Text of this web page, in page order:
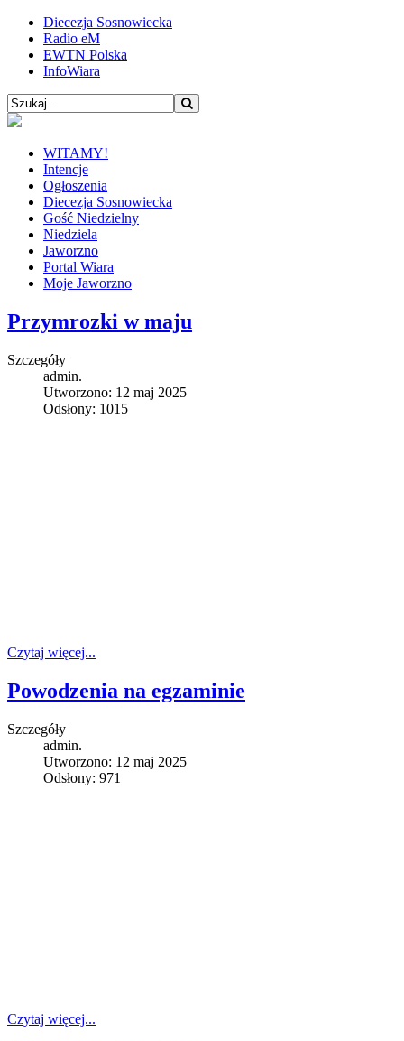
Diecezja Sosnowiecka
Radio eM
EWTN Polska
InfoWiara
WITAMY!
Intencje
Ogłoszenia
Diecezja Sosnowiecka
Gość Niedzielny
Niedziela
Jaworzno
Portal Wiara
Moje Jaworzno
Przymrozki w maju
Szczegóły
admin.
Utworzono: 12 maj 2025
Odsłony: 1015
Czytaj więcej...
Powodzenia na egzaminie
Szczegóły
admin.
Utworzono: 12 maj 2025
Odsłony: 971
Czytaj więcej...